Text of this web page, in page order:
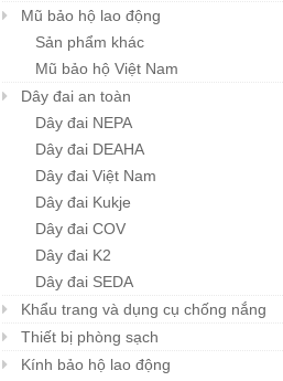
Mũ bảo hộ lao động
Sản phẩm khác
Mũ bảo hộ Việt Nam
Dây đai an toàn
Dây đai NEPA
Dây đai DEAHA
Dây đai Việt Nam
Dây đai Kukje
Dây đai COV
Dây đai K2
Dây đai SEDA
Khẩu trang và dụng cụ chống nắng
Thiết bị phòng sạch
Kính bảo hộ lao động
Giá: liên hệ